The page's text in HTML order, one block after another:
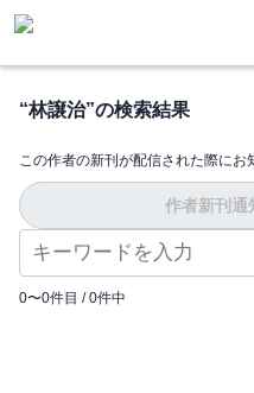
“林譲治”の検索結果
この作者の新刊が配信された際にお
作者新刊通
0〜0件目 / 0件中